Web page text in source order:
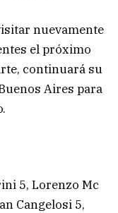
nuevamente
el próximo
continuará su
Aires para
5, Lorenzo Mc
Cangelosi 5,